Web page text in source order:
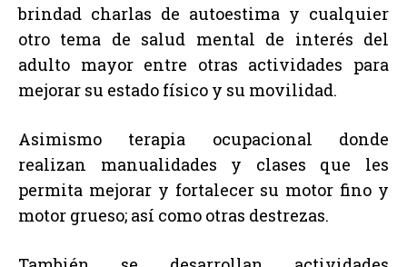
brindad charlas de autoestima y cualquier
otro tema de salud mental de interés del
adulto mayor entre otras actividades para
mejorar su estado físico y su movilidad.
Asimismo terapia ocupacional donde
realizan manualidades y clases que les
permita mejorar y fortalecer su motor fino y
motor grueso; así como otras destrezas.